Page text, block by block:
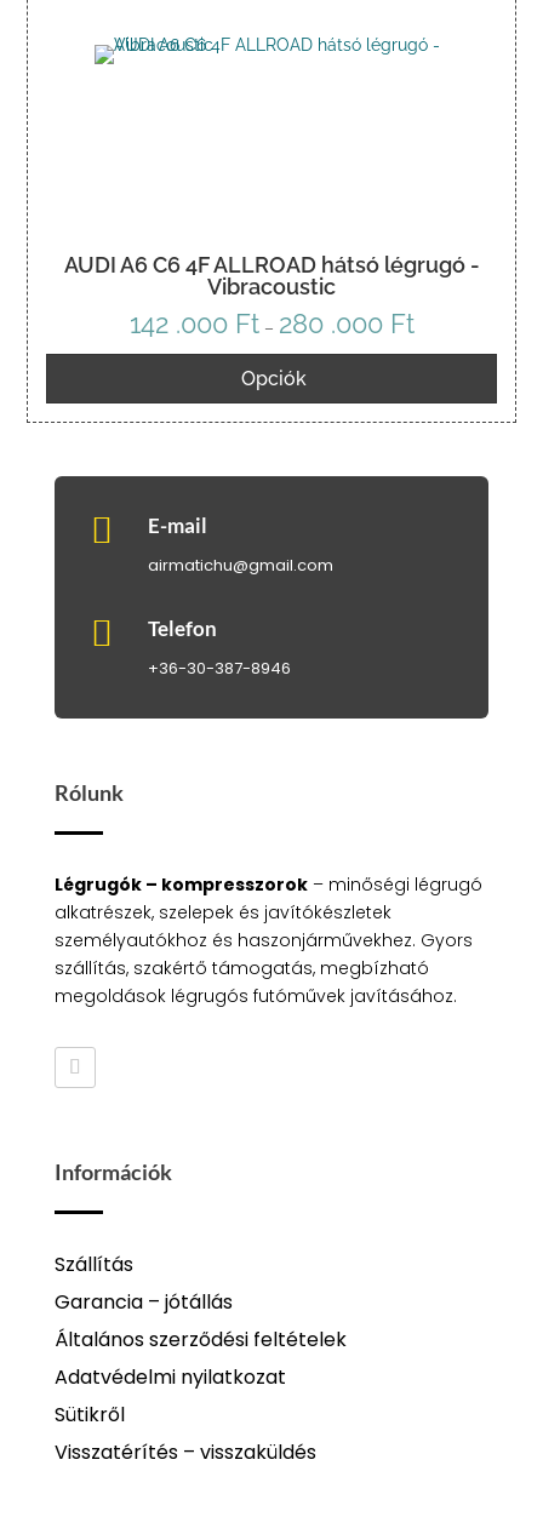
AUDI A6 C6 4F ALLROAD hátsó légrugó -
Vibracoustic
142 .000 Ft – 280 .000 FtÁrtartomány:
142
-
Opciók
 E-mail
airmatichu@gmail.com
 Telefon
+36-30-387-8946
Rólunk
Légrugók – kompresszorok– minőségi légrugó
alkatrészek, szelepek és javítókészletek
személyautókhoz és haszonjárművekhez. Gyors
szállítás, szakértő támogatás, megbízható
megoldások légrugós futóművek javításához.
Információk
Szállítás
Garancia – jótállás
Általános szerződési feltételek
Adatvédelmi nyilatkozat
Sütikről
Visszatérítés – visszaküldés